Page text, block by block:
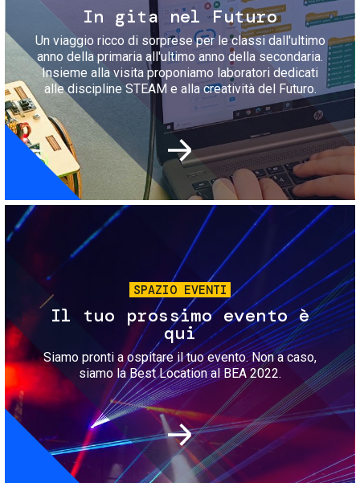
In gita nel Futuro
Un viaggio ricco di sorprese per le classi dall'ultimo
anno della primaria all'ultimo anno della secondaria.
Insieme alla visita proponiamo laboratori dedicati
alle discipline STEAM e alla creatività del Futuro.
Immagine
SPAZIO EVENTI
Il tuo prossimo evento è
qui
Siamo pronti a ospitare il tuo evento. Non a caso,
siamo la Best Location al BEA 2022.